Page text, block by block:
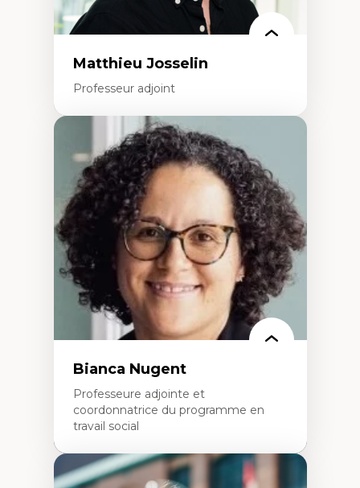
Matthieu Josselin
Professeur adjoint
Expertises
Ethnographie critique des environnements
d’apprentissage des étudiant.e.s
Approche transdisciplinaire des
compétences socioaffectives et
interculturelles
Didactique des langues secondes et
compétence pragmatique
Andragogie
Méthodologies de recherche qualitative
Bianca Nugent
Professeure adjointe et
coordonnatrice du programme en
travail social
Expertises